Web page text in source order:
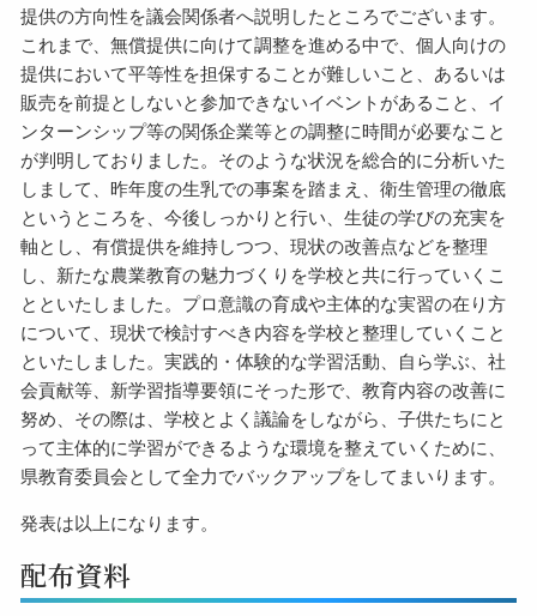
提供の方向性を議会関係者へ説明したところでございます。
これまで、無償提供に向けて調整を進める中で、個人向けの
提供において平等性を担保することが難しいこと、あるいは
販売を前提としないと参加できないイベントがあること、イ
ンターンシップ等の関係企業等との調整に時間が必要なこと
が判明しておりました。そのような状況を総合的に分析いた
しまして、昨年度の生乳での事案を踏まえ、衛生管理の徹底
というところを、今後しっかりと行い、生徒の学びの充実を
軸とし、有償提供を維持しつつ、現状の改善点などを整理
し、新たな農業教育の魅力づくりを学校と共に行っていくこ
とといたしました。プロ意識の育成や主体的な実習の在り方
について、現状で検討すべき内容を学校と整理していくこと
といたしました。実践的・体験的な学習活動、自ら学ぶ、社
会貢献等、新学習指導要領にそった形で、教育内容の改善に
努め、その際は、学校とよく議論をしながら、子供たちにと
って主体的に学習ができるような環境を整えていくために、
県教育委員会として全力でバックアップをしてまいります。
発表は以上になります。
配布資料